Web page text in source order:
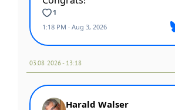
03.08 2026 - 13:18